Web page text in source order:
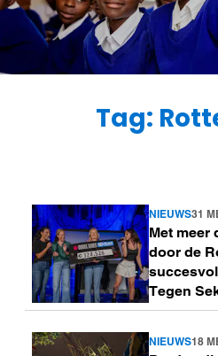
Tag:
NIEUWS31
Met meer
door de
Tegen
Lees
meer
NIEUWS18
Lees